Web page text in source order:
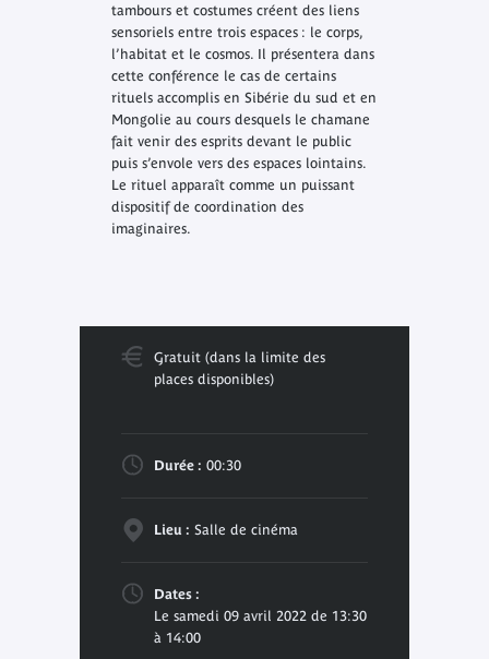
tambours et costumes créent des liens
sensoriels entre trois espaces : le corps,
l’habitat et le cosmos. Il présentera dans
cette conférence le cas de certains
rituels accomplis en Sibérie du sud et en
Mongolie au cours desquels le chamane
fait venir des esprits devant le public
puis s’envole vers des espaces lointains.
Le rituel apparaît comme un puissant
dispositif de coordination des
imaginaires.
Gratuit (dans la limite des
places disponibles)
Durée : 00:30
Lieu : Salle de cinéma
Dates :
Le samedi 09 avril 2022 de 13:30
à 14:00